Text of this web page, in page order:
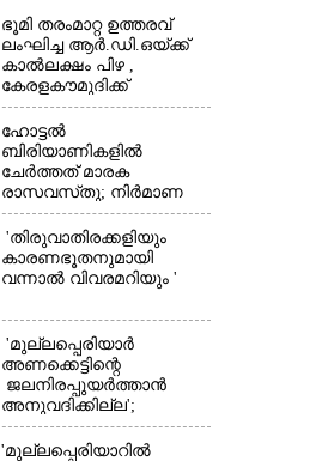
ഭൂമി തരംമാറ്റ ഉത്തരവ്
ലംഘിച്ച ആർ.ഡി.ഒയ്ക്ക്
കാൽലക്ഷം പിഴ ,​
കേരളകൗമുദിക്ക്
ഹൈക്കോടതിയുടെ
പ്രശംസ
ഹോട്ടൽ
ബിരിയാണികളിൽ
ചേർത്തത് മാരക
രാസവസ്‌തു; നിർമാണ
യൂണിറ്റിൽ എലികാഷ്‌ടവും
കുപ്പിച്ചില്ലും
'തിരുവാതിരക്കളിയും
കാരണഭൂതനുമായി
വന്നാൽ വിവരമറിയും '
'മുല്ലപ്പെരിയാർ
അണക്കെട്ടിന്റെ
ജലനിരപ്പുയർത്താൻ
അനുവദിക്കില്ല';
തമിഴ്‌നാട്
സർക്കാരിനെതിരെ കേരളം
'മുല്ലപ്പെരിയാറിൽ